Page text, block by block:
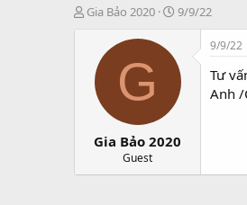
T
t
Gia Bảo 2020
N
y
g
ử
9/9/22
G
Gia Bảo 2020
Guest
9/9/22
Tư
Anh /